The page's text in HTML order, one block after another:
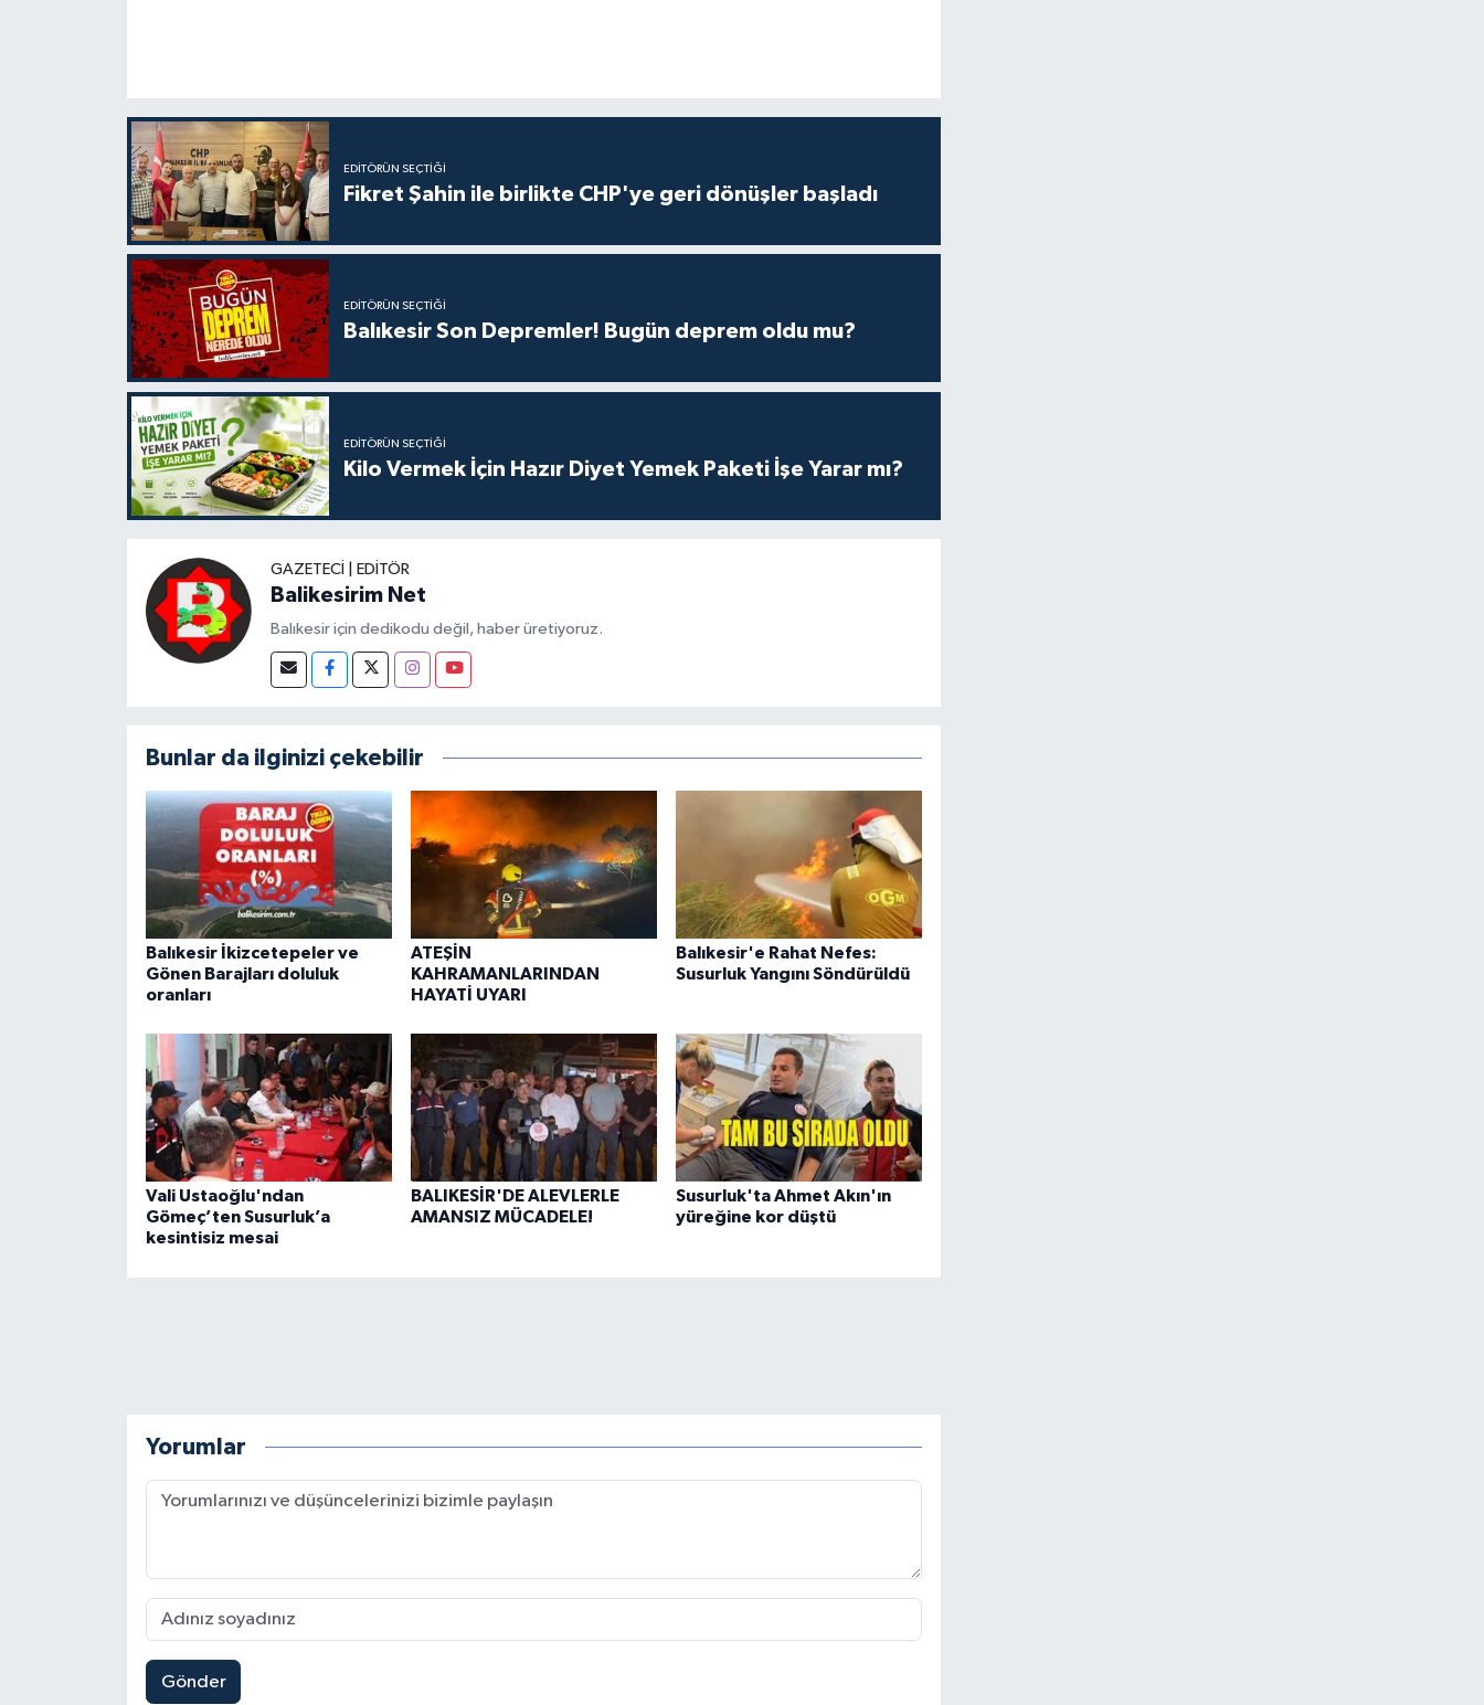
EDITÖRÜN SEÇTIĞI
Fikret Şahin ile birlikte CHP'ye geri dönüşler başladı
EDITÖRÜN SEÇTIĞI
Balıkesir Son Depremler! Bugün deprem oldu mu?
EDITÖRÜN SEÇTIĞI
Kilo Vermek İçin Hazır Diyet Yemek Paketi İşe Yarar mı?
GAZETECI | EDITÖR
Balikesirim Net
Balıkesir için dedikodu değil, haber üretiyoruz.
Bunlar da ilginizi çekebilir
Balıkesir İkizcetepeler ve
Gönen Barajları doluluk
oranları
ATEŞİN
KAHRAMANLARINDAN
HAYATİ UYARI
Balıkesir'e Rahat Nefes:
Susurluk Yangını Söndürüldü
Vali Ustaoğlu'ndan
Gömeç’ten Susurluk’a
kesintisiz mesai
BALIKESİR'DE ALEVLERLE
AMANSIZ MÜCADELE!
Susurluk'ta Ahmet Akın'ın
yüreğine kor düştü
Yorumlar
Gönder